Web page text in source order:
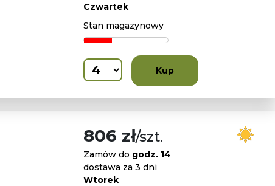
Czwartek
Stan magazynowy
Kup
806 zł/szt.
Zamów do godz. 14
dostawa za 3 dni
Wtorek